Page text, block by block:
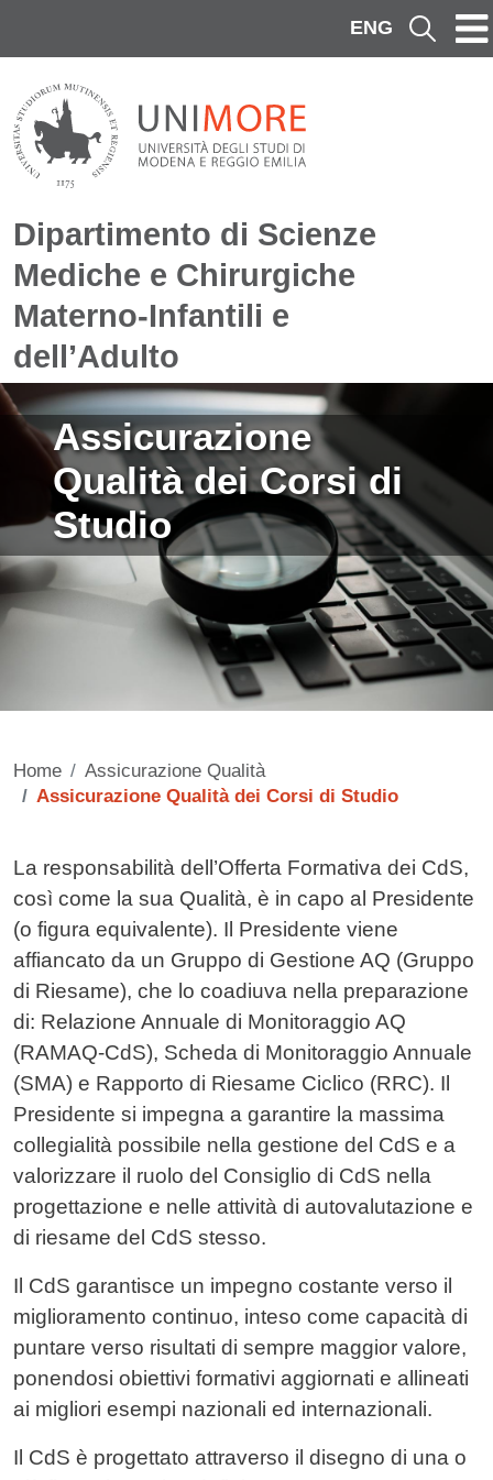
ENG Cerca
Dipartimento di Scienze
Mediche e Chirurgiche
Materno-Infantili e
dell’Adulto
Immagine
Assicurazione
Qualità dei Corsi di
Studio
Home
Assicurazione Qualità
Assicurazione Qualità dei Corsi di Studio
Contenuto
La responsabilità dell’Offerta Formativa dei CdS,
così come la sua Qualità, è in capo al Presidente
(o figura equivalente). Il Presidente viene
affiancato da un Gruppo di Gestione AQ (Gruppo
di Riesame), che lo coadiuva nella preparazione
di: Relazione Annuale di Monitoraggio AQ
(RAMAQ-CdS), Scheda di Monitoraggio Annuale
(SMA) e Rapporto di Riesame Ciclico (RRC). Il
Presidente si impegna a garantire la massima
collegialità possibile nella gestione del CdS e a
valorizzare il ruolo del Consiglio di CdS nella
progettazione e nelle attività di autovalutazione e
di riesame del CdS stesso.
Il CdS garantisce un impegno costante verso il
miglioramento continuo, inteso come capacità di
puntare verso risultati di sempre maggior valore,
ponendosi obiettivi formativi aggiornati e allineati
ai migliori esempi nazionali ed internazionali.
Il CdS è progettato attraverso il disegno di una o